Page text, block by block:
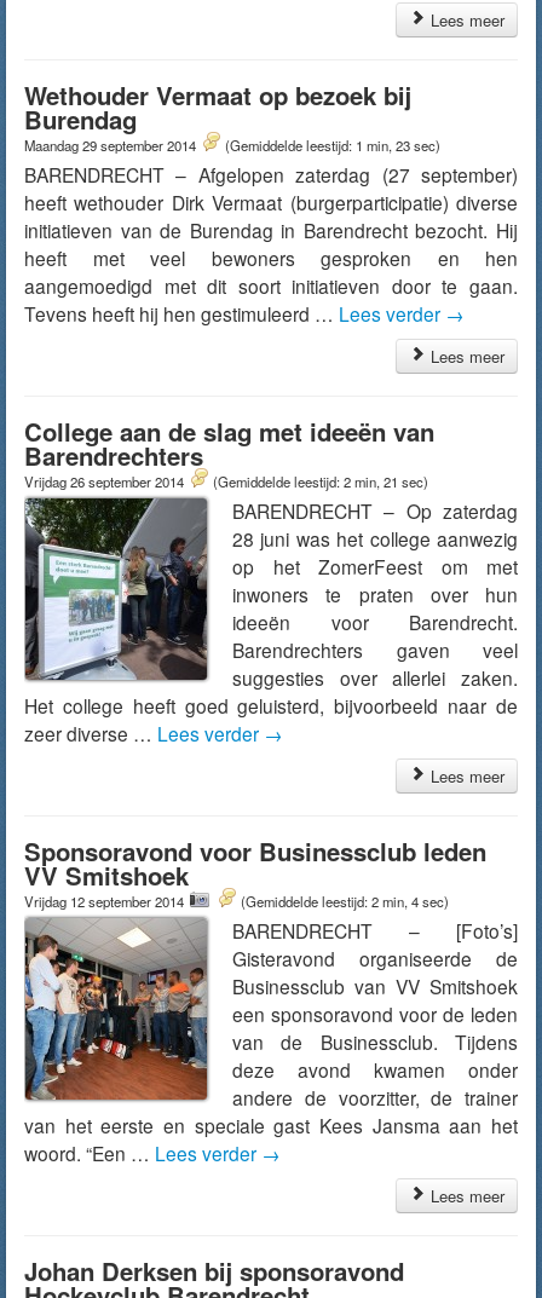
Lees meer
Wethouder Vermaat op bezoek bij
Burendag
Maandag 29 september 2014 (Gemiddelde leestijd: 1 min, 23 sec)
BARENDRECHT – Afgelopen zaterdag (27 september)
heeft wethouder Dirk Vermaat (burgerparticipatie) diverse
initiatieven van de Burendag in Barendrecht bezocht. Hij
heeft met veel bewoners gesproken en hen
aangemoedigd met dit soort initiatieven door te gaan.
Tevens heeft hij hen gestimuleerd … Lees verder →
Lees meer
College aan de slag met ideeën van
Barendrechters
Vrijdag 26 september 2014 (Gemiddelde leestijd: 2 min, 21 sec)
BARENDRECHT – Op zaterdag
28 juni was het college aanwezig
op het ZomerFeest om met
inwoners te praten over hun
ideeën voor Barendrecht.
Barendrechters gaven veel
suggesties over allerlei zaken.
Het college heeft goed geluisterd, bijvoorbeeld naar de
zeer diverse … Lees verder →
Lees meer
Sponsoravond voor Businessclub leden
VV Smitshoek
Vrijdag 12 september 2014 (Gemiddelde leestijd: 2 min, 4 sec)
BARENDRECHT – [Foto’s]
Gisteravond organiseerde de
Businessclub van VV Smitshoek
een sponsoravond voor de leden
van de Businessclub. Tijdens
deze avond kwamen onder
andere de voorzitter, de trainer
van het eerste en speciale gast Kees Jansma aan het
woord. “Een … Lees verder →
Lees meer
Johan Derksen bij sponsoravond